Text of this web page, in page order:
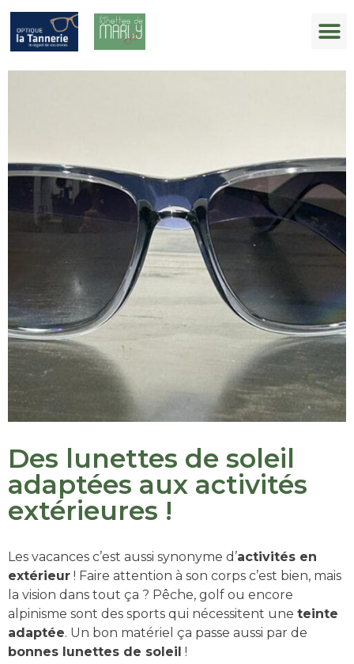
Des lunettes de soleil
adaptées aux activités
extérieures !
Les vacances c’est aussi synonyme d’activités en
extérieur ! Faire attention à son corps c’est bien, mais
la vision dans tout ça ? Pêche, golf ou encore
alpinisme sont des sports qui nécessitent une teinte
adaptée. Un bon matériel ça passe aussi par de
bonnes lunettes de soleil !